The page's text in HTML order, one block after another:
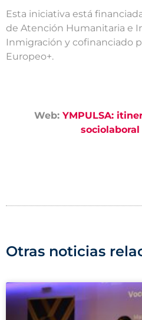
Esta iniciativa está
de Atención Humanitaria e
Inmigración y cofinanciado
Europeo+.
Web: YMPULSA:
sociolaboral
Otras noticias